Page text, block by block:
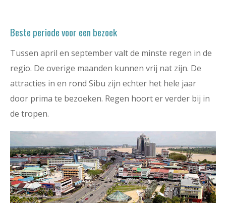
Beste periode voor een bezoek
Tussen april en september valt de minste regen in de
regio. De overige maanden kunnen vrij nat zijn. De
attracties in en rond Sibu zijn echter het hele jaar
door prima te bezoeken. Regen hoort er verder bij in
de tropen.